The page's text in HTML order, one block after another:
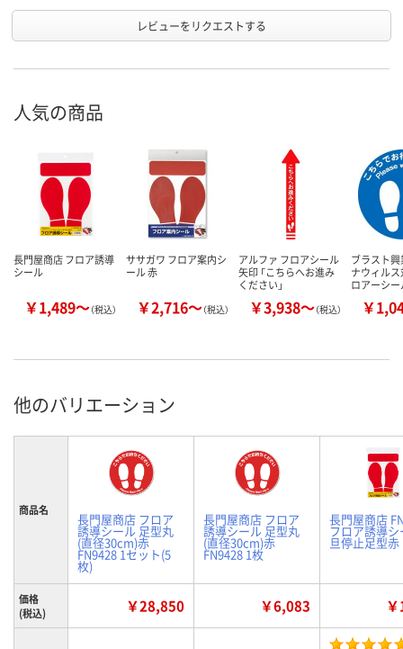
レビューをリクエストする
人気の商品
長門屋商店 フロア誘導
シール
￥1,489～（税込）
ササガワ フロア案内シ
ール 赤
￥2,716～（税込）
アルファ フロアシール
矢印 「こちらへお進み
ください」
￥3,938～（税込）
ブラスト
ナウィル
ロアーシ
￥
他のバリエーション
商品名
長門屋商店 フロア
誘導シール 足型丸
(直径30cm)赤
FN9428 1セット(5
枚)
長門屋商店 フロア
誘導シール 足型丸
(直径30cm)赤
FN9428 1枚
長門屋商店
フロア誘導
旦停止足型赤
価格
(税込)
￥28,850 ￥6,083